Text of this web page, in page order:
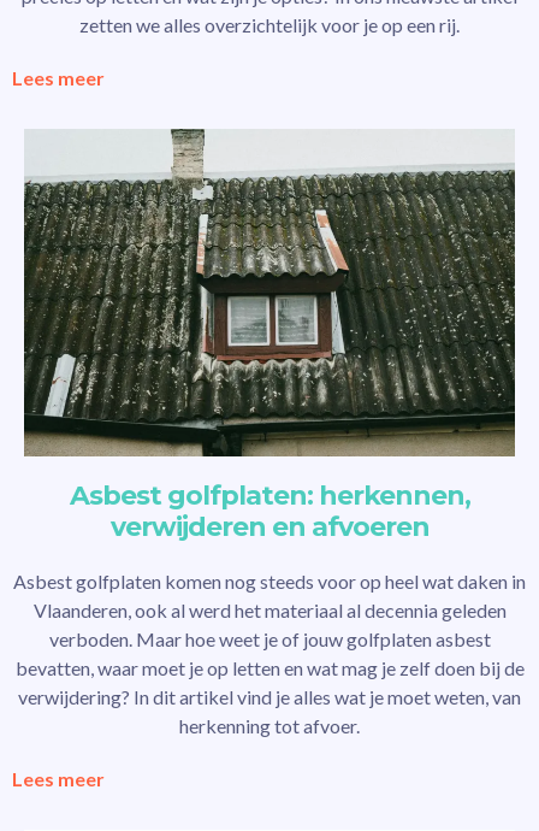
zetten we alles overzichtelijk voor je op een rij.
Lees meer
Asbest golfplaten: herkennen,
verwijderen en afvoeren
Asbest golfplaten komen nog steeds voor op heel wat daken in
Vlaanderen, ook al werd het materiaal al decennia geleden
verboden. Maar hoe weet je of jouw golfplaten asbest
bevatten, waar moet je op letten en wat mag je zelf doen bij de
verwijdering? In dit artikel vind je alles wat je moet weten, van
herkenning tot afvoer.
Lees meer